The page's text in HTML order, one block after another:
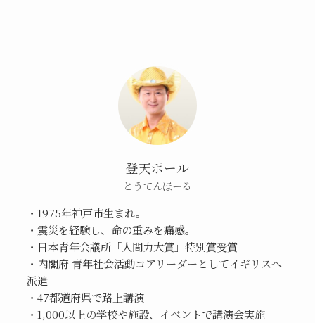
登天ポール
とうてんぽーる
・1975年神戸市生まれ。
・震災を経験し、命の重みを痛感。
・日本青年会議所「人間力大賞」特別賞受賞
・内閣府 青年社会活動コアリーダーとしてイギリスへ
派遣
・47都道府県で路上講演
・1,000以上の学校や施設、イベントで講演会実施